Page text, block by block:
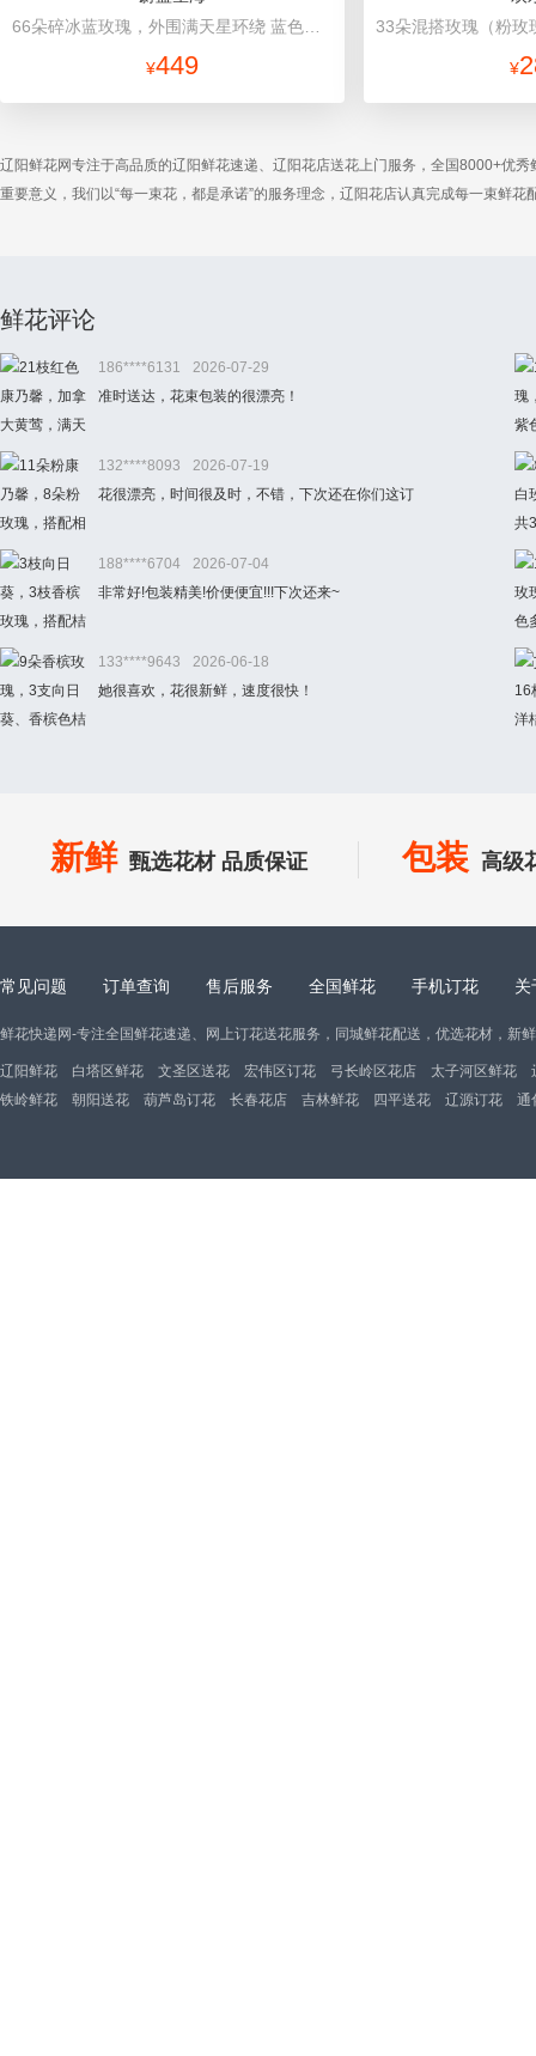
¥449 ¥
辽阳鲜花网专注于高品质的辽阳鲜花速递、辽阳花店送花上门服务，全国8000+优
重要意义，我们以“每一束花，都是承诺”的服务理念，辽阳花店认真完成每一束鲜
鲜花评论
186****6131
2026-07-29
准时送达，花束包装的很漂亮！
132****8093
2026-07-19
花很漂亮，时间很及时，不错，下次还在你们这订
188****6704
2026-07-04
非常好!包装精美!价便便宜!!!下次还来~
133****9643
2026-06-18
她很喜欢，花很新鲜，速度很快！
新鲜 甄选花材 品质保证 包装 高级
常见问题 订单查询 售后服务 全国鲜花 手机订花 关
鲜花快递网-专注全国鲜花速递、网上订花送花服务，同城鲜花配送，优选花材，新
辽阳鲜花 白塔区鲜花 文圣区送花 宏伟区订花 弓长岭区花店 太子河区鲜花
铁岭鲜花
朝阳送花 葫芦岛订花 长春花店 吉林鲜花 四平送花 辽源订花 通